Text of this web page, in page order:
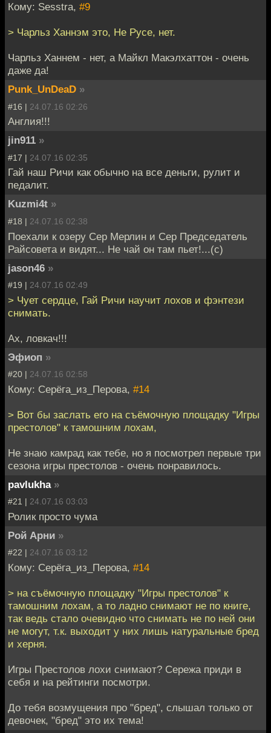
Кому: Sesstra, #9
> Чарльз Ханнэм это, Не Русе, нет.
Чарльз Ханнем - нет, а Майкл Макэлхаттон - очень
даже да!
Punk_UnDeaD »
#16 | 24.07.16 02:26
Англия!!!
jin911 »
#17 | 24.07.16 02:35
Гай наш Ричи как обычно на все деньги, рулит и
педалит.
Kuzmi4t »
#18 | 24.07.16 02:38
Поехали к озеру Сер Мерлин и Сер Председатель
Райсовета и видят... Не чай он там пьет!...(с)
jason46 »
#19 | 24.07.16 02:49
> Чует сердце, Гай Ричи научит лохов и фэнтези
снимать.
Ах, ловкач!!!
Эфиоп »
#20 | 24.07.16 02:58
Кому: Серёга_из_Перова, #14
> Вот бы заслать его на съёмочную площадку "Игры
престолов" к тамошним лохам,
Не знаю камрад как тебе, но я посмотрел первые три
сезона игры престолов - очень понравилось.
pavlukha »
#21 | 24.07.16 03:03
Ролик просто чума
Рой Арни »
#22 | 24.07.16 03:12
Кому: Серёга_из_Перова, #14
> на съёмочную площадку "Игры престолов" к
тамошним лохам, а то ладно снимают не по книге,
так ведь стало очевидно что снимать не по ней они
не могут, т.к. выходит у них лишь натуральные бред
и херня.
Игры Престолов лохи снимают? Сережа приди в
себя и на рейтинги посмотри.
До тебя возмущения про "бред", слышал только от
девочек, "бред" это их тема!